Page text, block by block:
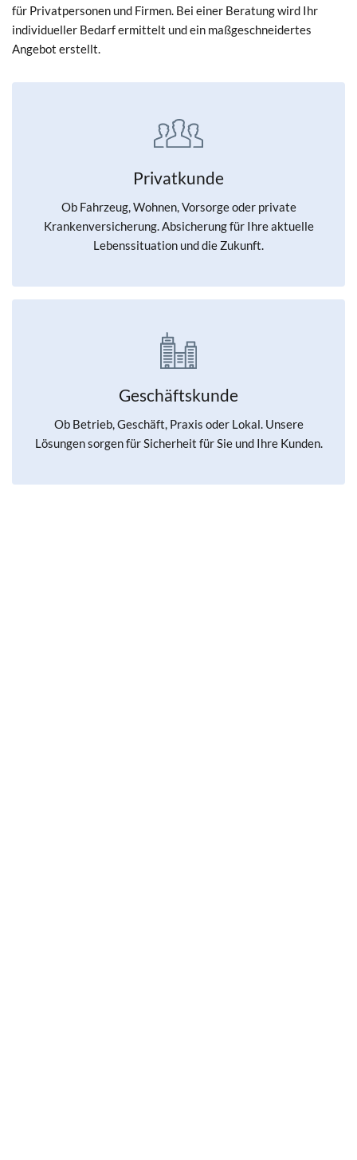
für Privatpersonen und Firmen. Bei einer Beratung wird Ihr
individueller Bedarf ermittelt und ein maßgeschneidertes
Angebot erstellt.
Privatkunde
Ob Fahrzeug, Wohnen, Vorsorge oder private
Krankenversicherung. Absicherung für Ihre aktuelle
Lebenssituation und die Zukunft.
Geschäftskunde
Ob Betrieb, Geschäft, Praxis oder Lokal. Unsere
Lösungen sorgen für Sicherheit für Sie und Ihre Kunden.